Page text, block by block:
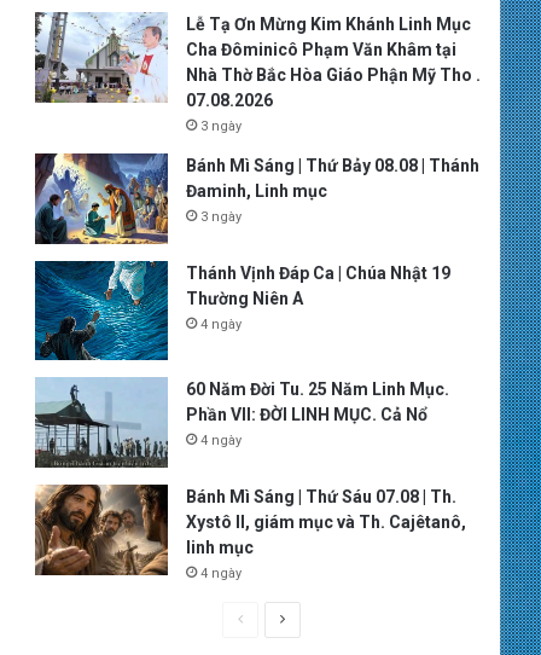
Lễ Tạ Ơn Mừng Kim Khánh Linh Mục
Cha Đôminicô Phạm Văn Khâm tại
Nhà Thờ Bắc Hòa Giáo Phận Mỹ Tho .
07.08.2026
3 ngày
Bánh Mì Sáng | Thứ Bảy 08.08 | Thánh
Đaminh, Linh mục
3 ngày
Thánh Vịnh Đáp Ca | Chúa Nhật 19
Thường Niên A
4 ngày
60 Năm Đời Tu. 25 Năm Linh Mục.
Phần VII: ĐỜI LINH MỤC. Cả Nổ
4 ngày
Bánh Mì Sáng | Thứ Sáu 07.08 | Th.
Xystô II, giám mục và Th. Cajêtanô,
linh mục
4 ngày